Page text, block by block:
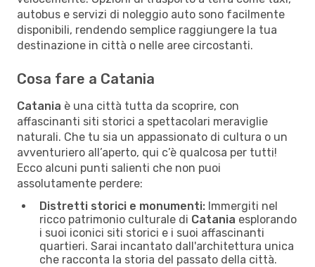
autobus e servizi di noleggio auto sono facilmente
disponibili, rendendo semplice raggiungere la tua
destinazione in città o nelle aree circostanti.
Cosa fare a Catania
Catania è una città tutta da scoprire, con
affascinanti siti storici a spettacolari meraviglie
naturali. Che tu sia un appassionato di cultura o un
avventuriero all’aperto, qui c’è qualcosa per tutti!
Ecco alcuni punti salienti che non puoi
assolutamente perdere:
Distretti storici e monumenti: Immergiti nel
ricco patrimonio culturale di Catania esplorando
i suoi iconici siti storici e i suoi affascinanti
quartieri. Sarai incantato dall'architettura unica
che racconta la storia del passato della città.